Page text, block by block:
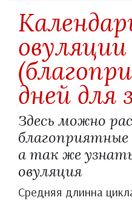
овуляции
дней для
Здесь можно
благоприятные
а так же
овуляция
Средняя длинна